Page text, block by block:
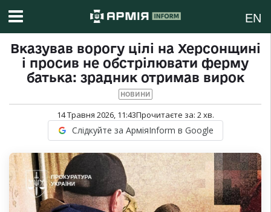
EN
Вказував ворогу цілі на Херсонщині
і просив не обстрілювати ферму
батька: зрадник отримав вирок
НОВИНИ
14 Травня 2026, 11:43Прочитаєте за: 2хв.
Слідкуйте за АрміяInform в Google